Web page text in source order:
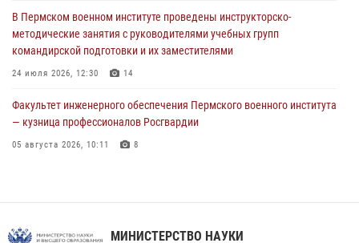
08 июля 2026, 09:36 2
Военнослужащие Пермского военного института приняли участие в
чемпионате войск национальной гвардии Российской Федерации по
07 июля 2026, 10:30 4
В Пермском военном институте проведены инструкторско-
методические занятия с руководителями учебных групп
командирской подготовки и их заместителями
24 июля 2026, 12:30 14
Факультет инженерного обеспечения Пермского военного института
— кузница профессионалов Росгвардии
05 августа 2026, 10:11 8
небесного покровителя войск национальной гвардии Российской
МИНИСТЕРСТВО НАУКИ